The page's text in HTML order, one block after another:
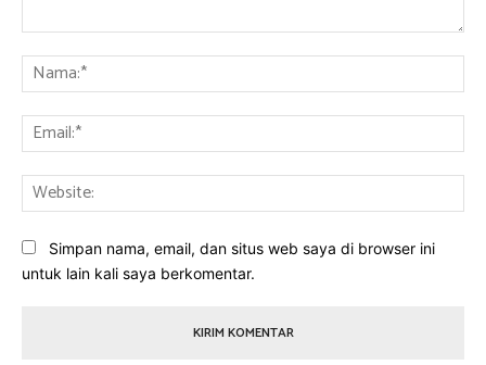
Simpan nama, email, dan situs web saya di browser ini
untuk lain kali saya berkomentar.